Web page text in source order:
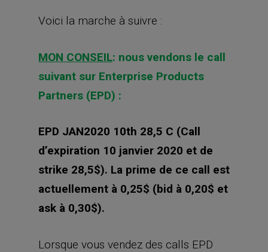
Voici la marche à suivre :
MON CONSEIL: nous vendons le call
suivant sur Enterprise Products
Partners (EPD) :
EPD JAN2020 10th 28,5 C (Call
d’expiration 10 janvier 2020 et de
strike 28,5$). La prime de ce call est
actuellement à 0,25$ (bid à 0,20$ et
ask à 0,30$).
Lorsque vous vendez des calls EPD